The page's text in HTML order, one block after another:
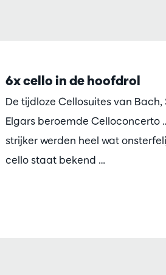
6x cello in de hoofdrol
De tijdloze Cellosuites van Bach,
Elgars beroemde Celloconcerto
strijker werden heel wat
cello staat bekend …